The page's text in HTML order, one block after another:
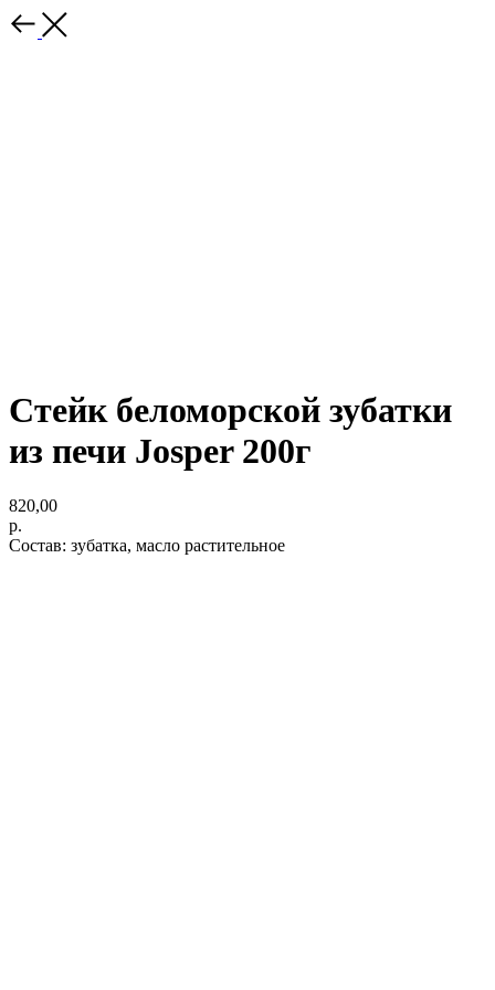
Стейк беломорской зубатки
из печи Josper 200г
820,00
р.
Состав: зубатка, масло растительное